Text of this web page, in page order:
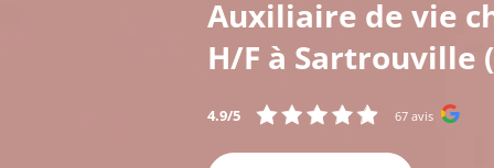
Auxiliaire de vie
H/F à Sartrouville
4.9/5 67 avis